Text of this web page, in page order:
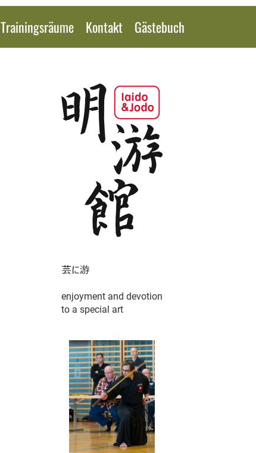
Trainingsräume Kontakt Gästebuch
enjoyment and devotion
to a special art